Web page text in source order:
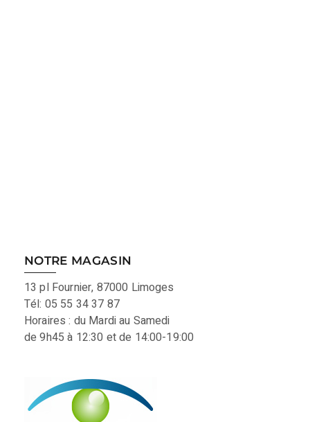
NOTRE MAGASIN
13 pl Fournier, 87000 Limoges
Tél: 05 55 34 37 87
Horaires : du Mardi au Samedi
de 9h45 à 12:30 et de 14:00-19:00